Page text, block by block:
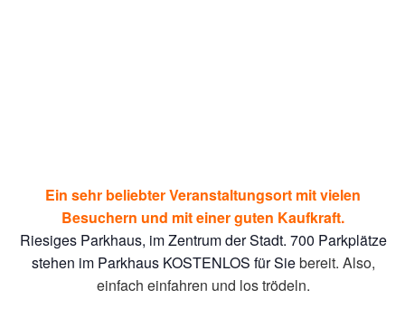
Ein sehr beliebter Veranstaltungsort mit vielen
Besuchern und mit einer guten Kaufkraft.
Riesiges Parkhaus, im Zentrum der Stadt. 700 Parkplätze
stehen im Parkhaus KOSTENLOS für Siebereit. Also,
einfach einfahren und los trödeln.